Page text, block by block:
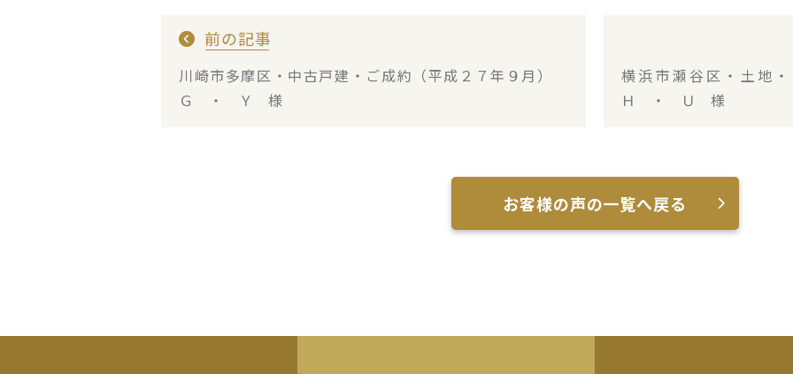
前の記事
川崎市多摩区・中古戸建・ご成約（平成２７年９月）
Ｇ ・ Ｙ 様
横浜市瀬谷区・土地
Ｈ ・ Ｕ 様
お客様の声の一覧へ戻る